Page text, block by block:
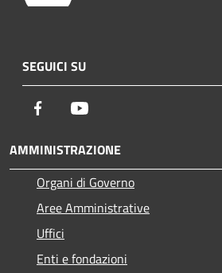
SEGUICI SU
Facebook
AMMINISTRAZIONE
Organi di Governo
Aree Amministrative
Uffici
Enti e fondazioni